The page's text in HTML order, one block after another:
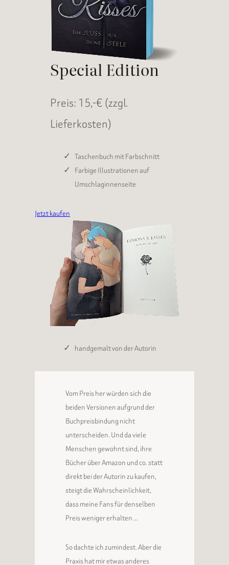
Special Edition
Preis: 15,-€ (zzgl.
Lieferkosten)
Taschenbuch mit Farbschnitt
Farbige Illustrationen auf
Umschlaginnenseite
Jetzt kaufen
handgemalt von der Autorin
Vom Preis her würden sich die
beiden Versionen aufgrund der
Buchpreisbindung nicht
unterscheiden. Und da viele
Menschen gewohnt sind, ihre
Bücher über Amazon und co. statt
direkt bei der Autorin zu kaufen,
steigt die Wahrscheinlichkeit,
dass meine Fans für denselben
Preis weniger erhalten …
So dachte ich zumindest. Aber die
Praxis hat mir etwas anderes